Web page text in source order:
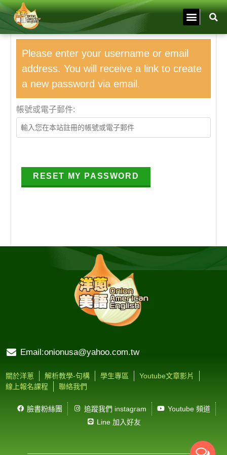
Please enter your username or email
address. You will receive a link to create
a new password via email.
帳號或電子郵件:
Email:onionusa@yahoo.com.tw
關於洋蔥 解析教學-句構 學生專區
Youtube文章影片
線上報名課程
聯絡我們
臉書粉絲團 追蹤我們 instagram
Youtube 頻道
Line 加入好友